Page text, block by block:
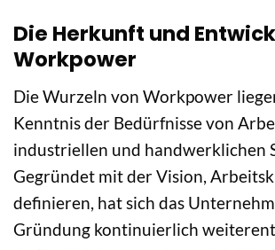
Die Herkunft und
Workpower
Die Wurzeln von Workpower
Kenntnis der Bedürfnisse von
industriellen und handwerklichen
Gegründet mit der Vision,
definieren, hat sich das
Gründung kontinuierlich